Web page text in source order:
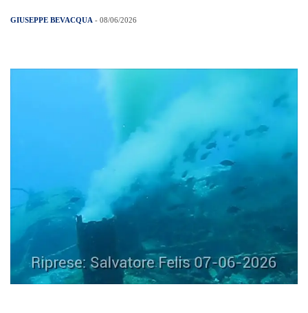
GIUSEPPE BEVACQUA - 08/06/2026